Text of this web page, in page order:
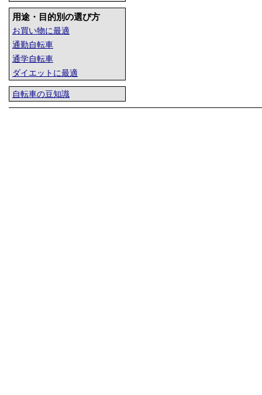
用途・目的別の選び方
お買い物に最適
通勤自転車
通学自転車
ダイエットに最適
自転車の豆知識